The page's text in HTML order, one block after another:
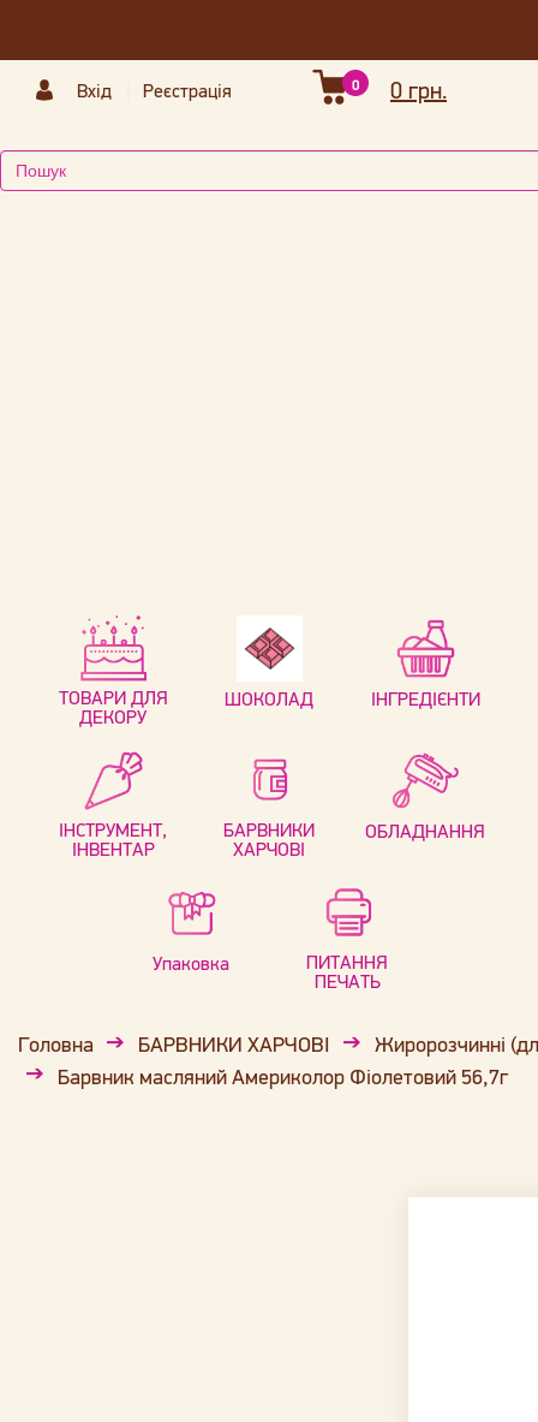
Вхід Реєстрація 0 грн.
0
ТОВАРИ ДЛЯ
ДЕКОРУ
ШОКОЛАД ІНГРЕДІЄНТИ
ІНСТРУМЕНТ,
ІНВЕНТАР
БАРВНИКИ
ХАРЧОВІ
ОБЛАДНАННЯ
Упаковка
ПИТАННЯ
ПЕЧАТЬ
Головна БАРВНИКИ ХАРЧОВІ
Жиророзчинні
Барвник масляний Америколор Фіолетовий 56,7г